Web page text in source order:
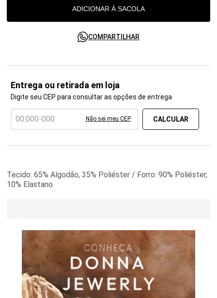
ADICIONAR À SACOLA
COMPARTILHAR
Entrega ou retirada em loja
Digite seu CEP para consultar as opções de entrega
Não sei meu CEP
Tecido: 65% Algodão, 35% Poliéster / Forro: 90% Poliéster,
10% Elastano